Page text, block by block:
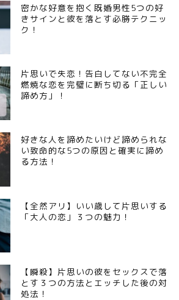
密かな好意を抱く既婚男性5つの好
きサインと彼を落とす必勝テクニッ
ク！
片思いで失恋！告白してない不完全
燃焼な恋を完璧に断ち切る「正しい
諦め方」！
好きな人を諦めたいけど諦められな
い致命的な5つの原因と確実に諦め
る方法！
【全然アリ】いい歳して片思いする
「大人の恋」３つの魅力！
【瞬殺】片思いの彼をセックスで落
とす３つの方法とエッチした後の対
処法！